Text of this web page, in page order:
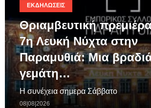
ΕΚΔΗΛΏΣΕΙΣ
Θριαμβευτική
7η Λευκή Νύχτα στην
Παραμυθιά: Μια
γεμάτη…
Η συνέχεια σημερα Σάββατο
08|08|2026